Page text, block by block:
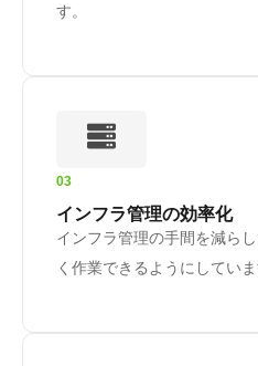
す。
03
インフラ管理の効率化
インフラ管理の手間を減ら
く作業できるようにしていま